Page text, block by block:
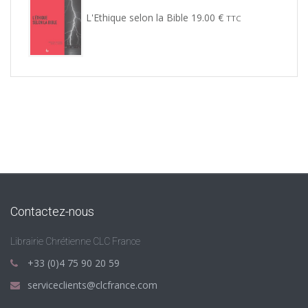
L'Ethique selon la Bible 19.00 € TTC
Contactez-nous
Librairie Chrétienne CLC France
+33 (0)4 75 90 20 59
serviceclients@clcfrance.com